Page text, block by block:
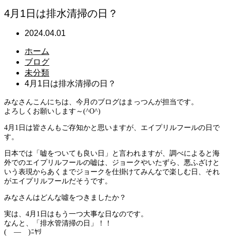
4月1日は排水清掃の日？
2024.04.01
ホーム
ブログ
未分類
4月1日は排水清掃の日？
みなさんこんにちは、今月のブログはまっつんが担当です。
よろしくお願いします～(^O^)
4月1日は皆さんもご存知かと思いますが、エイプリルフールの日で
す。
日本では「嘘をついても良い日」と言われますが、調べによると海
外でのエイプリルフールの嘘は、ジョークやいたずら、悪ふざけと
いう表現からあくまでジョークを仕掛けてみんなで楽しむ日、それ
がエイプリルフールだそうです。
みなさんはどんな噓をつきましたか？
実は、4月1日はもう一つ大事な日なのです。
なんと、「排水管清掃の日」！！
(￣―￣)ﾆﾔﾘ